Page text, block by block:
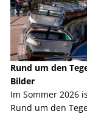
Rund um den
Bilder
Im Sommer 2026
Rund um den